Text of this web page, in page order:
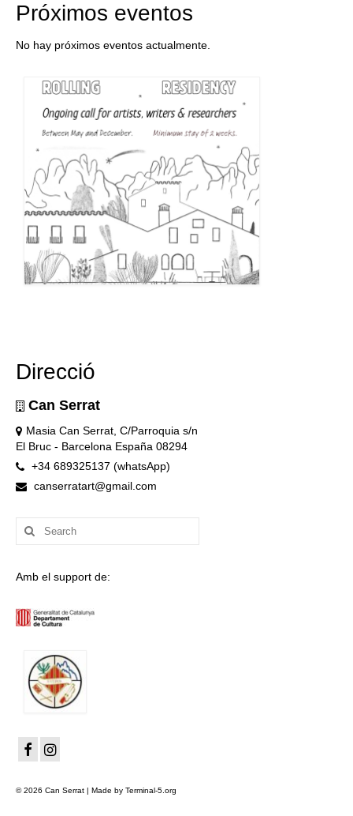
Próximos eventos
No hay próximos eventos actualmente.
Direcció
Can Serrat
Masia Can Serrat, C/Parroquia s/n
El Bruc - Barcelona España 08294
+34 689325137 (whatsApp)
canserratart@gmail.com
Search
for:
Amb el support de:
© 2026 Can Serrat | Made by Terminal-5.org